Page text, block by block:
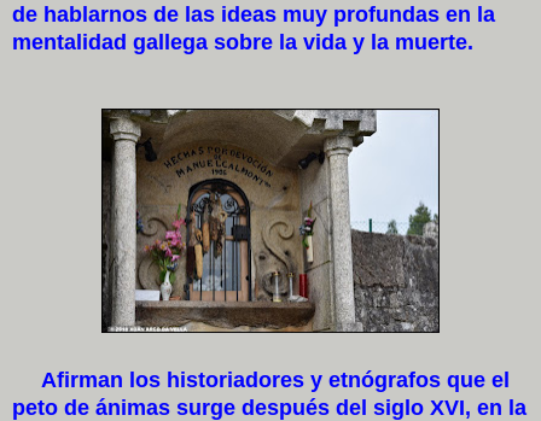
de hablarnos de las ideas muy profundas en la
mentalidad gallega sobre la vida y la muerte.
Afirman los historiadores y etnógrafos que el
peto de ánimas surge después del siglo XVI, en la